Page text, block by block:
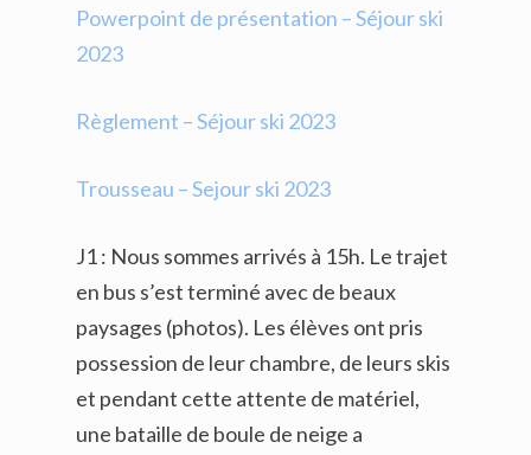
Powerpoint de présentation – Séjour ski
2023
Règlement – Séjour ski 2023
Trousseau – Sejour ski 2023
J1 : Nous sommes arrivés à 15h. Le trajet
en bus s’est terminé avec de beaux
paysages (photos). Les élèves ont pris
possession de leur chambre, de leurs skis
et pendant cette attente de matériel,
une bataille de boule de neige a